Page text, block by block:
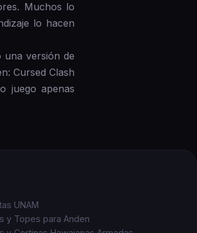
Muchos lo
lo hacen
una versión de
Cursed Clash
juego apenas
UNAM
y Topes para Anden